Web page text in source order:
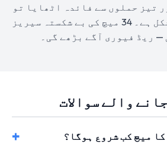
تیز حملوں سے فائدہ اٹھایا تو
آسٹریا کا ڈٹنا مشکل ہے۔ 34 میچ کی بے شکستہ سیریز
ریڈ فیوری آگے بڑھے گی۔
والے سوالات
میچ کب شروع ہوگا؟